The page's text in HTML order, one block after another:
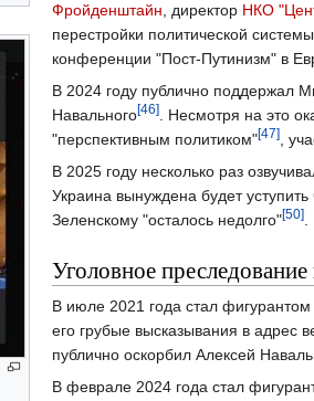
Фройденштайн, директор НКО
перестройки политической
конференции "Пост-Путинизм" в
В 2024 году публично поддержал
Навального[46]. Несмотря на это
"перспективным политиком"[47],
В 2025 году несколько раз
Украина вынуждена будет
Зеленскому "осталось недолго"[50].
Уголовное
В июле 2021 года стал фигурантом
его грубые высказывания в адрес
публично оскорбил Алексей
В феврале 2024 года стал